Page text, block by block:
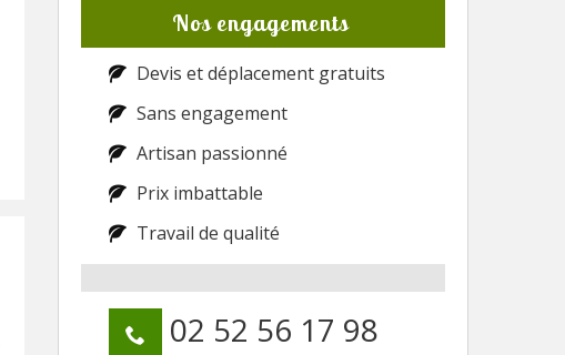
Nos engagements
Devis et déplacement gratuits
Sans engagement
Artisan passionné
Prix imbattable
Travail de qualité
02 52 56 17 98